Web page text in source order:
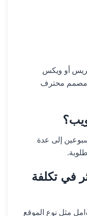
أو ويكس
مصمم محترف
إلى عدة
في تكلفة
مثل نوع الموقع